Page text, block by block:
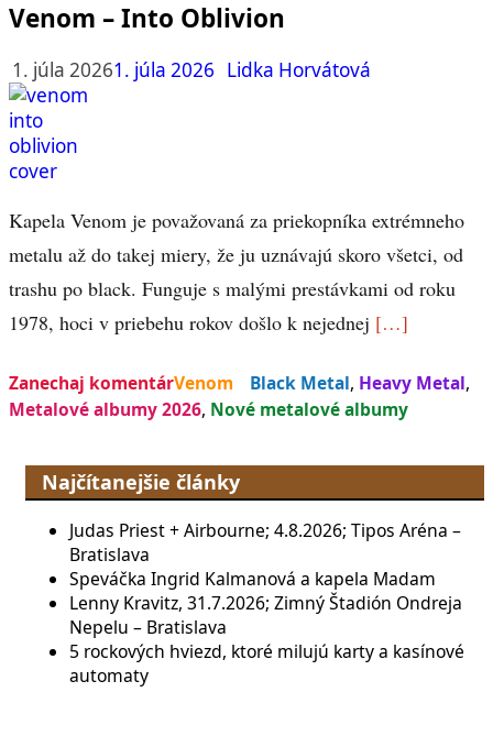
Venom – Into Oblivion
1. júla 20261. júla 2026 Lidka Horvátová
Kapela Venom je považovaná za priekopníka extrémneho
metalu až do takej miery, že ju uznávajú skoro všetci, od
trashu po black. Funguje s malými prestávkami od roku
1978, hoci v priebehu rokov došlo k nejednej […]
Zanechaj komentárVenom Black Metal, Heavy Metal,
Metalové albumy 2026, Nové metalové albumy
Najčítanejšie články
Judas Priest + Airbourne; 4.8.2026; Tipos Aréna –
Bratislava
Speváčka Ingrid Kalmanová a kapela Madam
Lenny Kravitz, 31.7.2026; Zimný Štadión Ondreja
Nepelu – Bratislava
5 rockových hviezd, ktoré milujú karty a kasínové
automaty